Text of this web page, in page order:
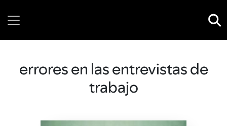
errores en las entrevistas de
trabajo